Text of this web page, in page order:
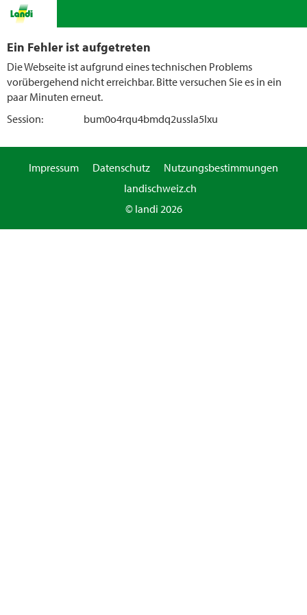
Ein Fehler ist aufgetreten
Die Webseite ist aufgrund eines technischen Problems
vorübergehend nicht erreichbar. Bitte versuchen Sie es in ein
paar Minuten erneut.
Session:
bum0o4rqu4bmdq2ussla5lxu
Impressum Datenschutz
Nutzungsbestimmungen
landischweiz.ch
© landi 2026